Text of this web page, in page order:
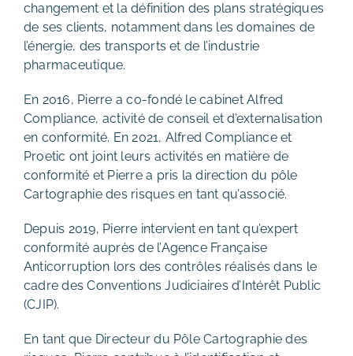
changement et la définition des plans stratégiques
de ses clients, notamment dans les domaines de
l’énergie, des transports et de l’industrie
pharmaceutique.
En 2016, Pierre a co-fondé le cabinet Alfred
Compliance, activité de conseil et d’externalisation
en conformité. En 2021, Alfred Compliance et
Proetic ont joint leurs activités en matière de
conformité et Pierre a pris la direction du pôle
Cartographie des risques en tant qu’associé.
Depuis 2019, Pierre intervient en tant qu’expert
conformité auprès de l’Agence Française
Anticorruption lors des contrôles réalisés dans le
cadre des Conventions Judiciaires d’Intérêt Public
(CJIP).
En tant que Directeur du Pôle Cartographie des